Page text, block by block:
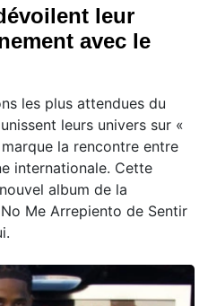
leur
avec le
les plus attendues du
leurs univers sur «
la rencontre entre
internationale. Cette
album de la
Me Arrepiento de Sentir